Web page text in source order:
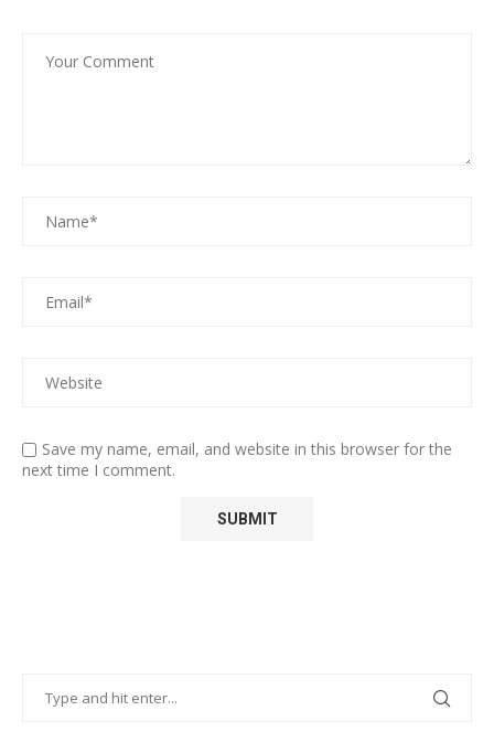
Save my name, email, and website in this browser for the
next time I comment.